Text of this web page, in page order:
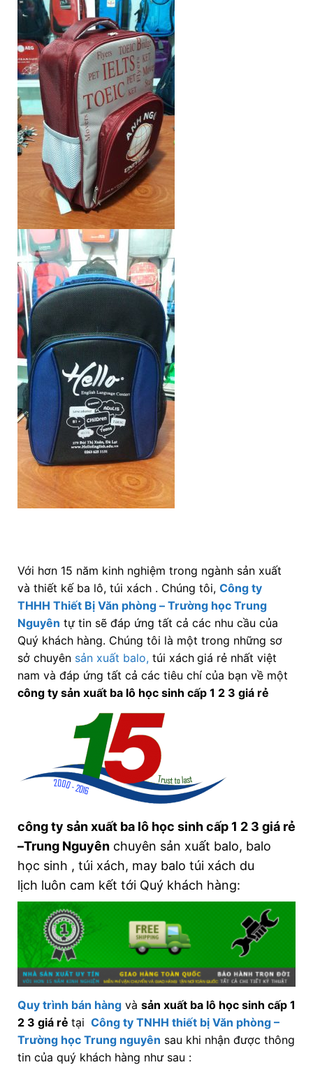
Với hơn 15 năm kinh nghiệm trong ngành sản xuất
và thiết kế ba lô, túi xách . Chúng tôi, Công ty
THHH Thiết Bị Văn phòng – Trường học Trung
Nguyên tự tin sẽ đáp ứng tất cả các nhu cầu của
Quý khách hàng. Chúng tôi là một trong những sơ
sở chuyên sản xuất balo, túi xách giá rẻ nhất việt
nam và đáp ứng tất cả các tiêu chí của bạn về một
công ty sản xuất ba lô học sinh cấp 1 2 3 giá rẻ
công ty sản xuất ba lô học sinh cấp 1 2 3 giá rẻ
–Trung Nguyênchuyên sản xuất balo, balo
học sinh , túi xách, may balo túi xách du
lịch luôn cam kết tới Quý khách hàng:
Quy trình bán hàngvà sản xuất ba lô học sinh cấp 1
2 3 giá rẻ tại Công ty TNHH thiết bị Văn phòng –
Trường học Trung nguyên sau khi nhận được thông
tin của quý khách hàng như sau :